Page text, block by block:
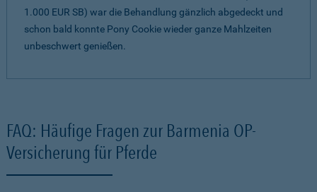
1.000 EUR SB) war die Behandlung gänzlich abgedeckt und
schon bald konnte Pony Cookie wieder ganze Mahlzeiten
unbeschwert genießen.
FAQ: Häufige Fragen zur Barmenia OP-
Versicherung für Pferde